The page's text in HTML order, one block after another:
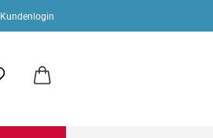
Kundenlogin